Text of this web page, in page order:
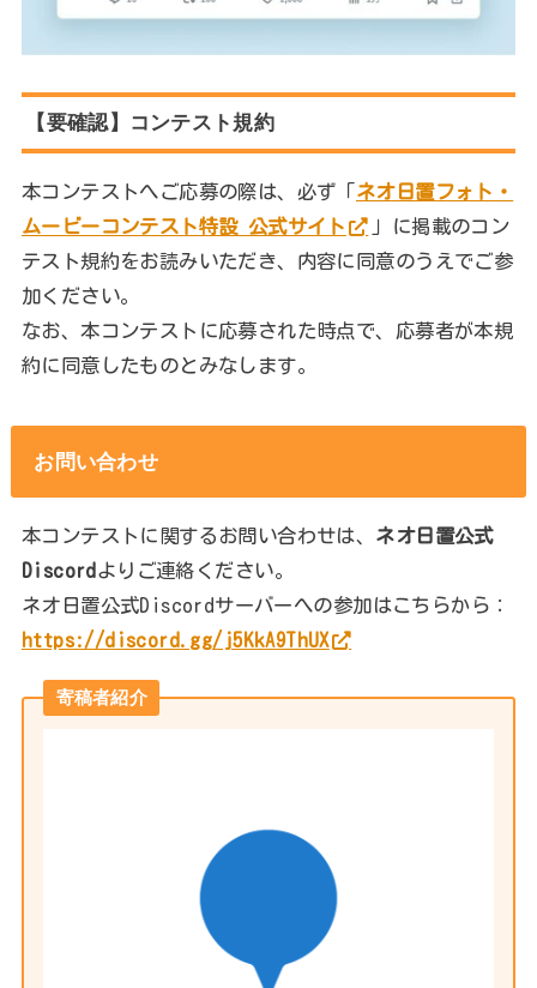
【要確認】コンテスト規約
本コンテストへご応募の際は、必ず「ネオ日置フォト・
ムービーコンテスト特設 公式サイト
」に掲載のコン
テスト規約をお読みいただき、内容に同意のうえでご参
加ください。
なお、本コンテストに応募された時点で、応募者が本規
約に同意したものとみなします。
お問い合わせ
本コンテストに関するお問い合わせは、 ネオ日置公式
Discord よりご連絡ください。
ネオ日置公式Discordサーバーへの参加はこちらから：
https://discord.gg/j5KkA9ThUX
寄稿者紹介